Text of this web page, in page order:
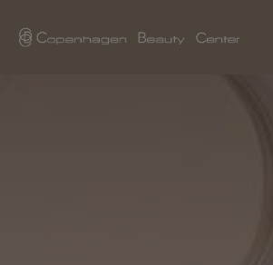
indholdet